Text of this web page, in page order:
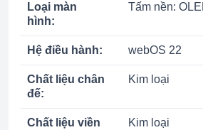
Loại màn
hình:
Tấm nền:
Hệ điều hành: webOS 22
Chất liệu chân
đế:
Kim loại
Chất liệu viền
Kim loại